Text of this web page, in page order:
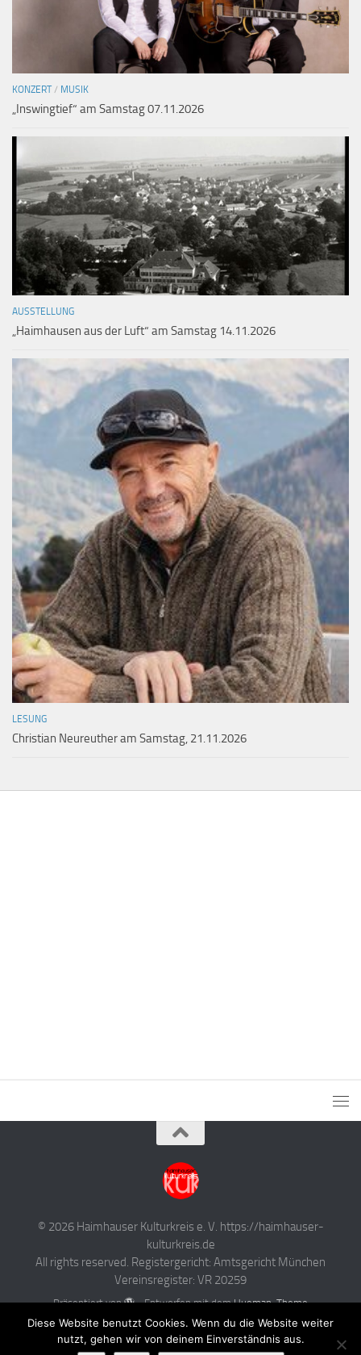
KONZERT/ MUSIK
„Inswingtief“ am Samstag 07.11.2026
AUSSTELLUNG
„Haimhausen aus der Luft“ am Samstag 14.11.2026
LESUNG
Christian Neureuther am Samstag, 21.11.2026
© 2026 Haimhauser Kulturkreis e. V. https://haimhauser-
kulturkreis.de
All rights reserved. Registergericht: Amtsgericht München
Vereinsregister: VR 20259
Präsentiert von - Entworfen mit demHueman-Theme
Diese Website benutzt Cookies. Wenn du die Website weiter
nutzt, gehen wir von deinem Einverständnis aus.